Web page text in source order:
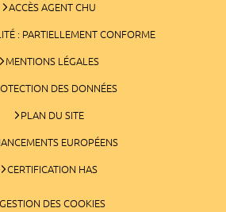
ACCÈS AGENT CHU
: PARTIELLEMENT CONFORME
MENTIONS LÉGALES
DES DONNÉES
PLAN DU SITE
EUROPÉENS
CERTIFICATION HAS
GESTION DES COOKIES